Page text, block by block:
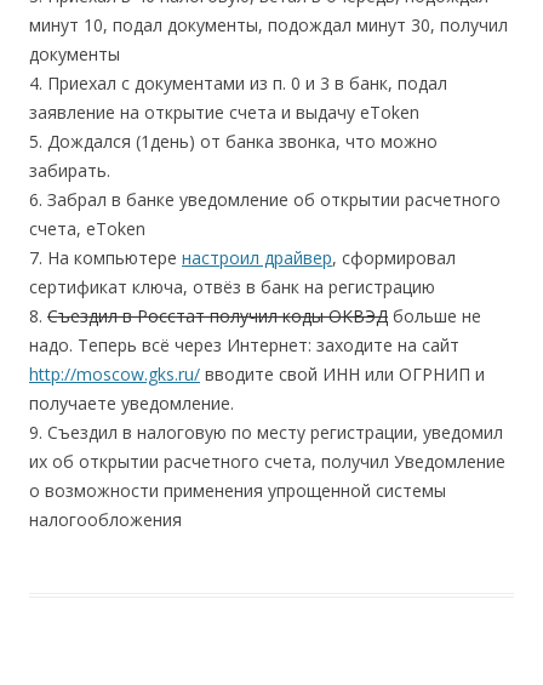
минут 10, подал документы, подождал минут 30, получил
документы
4. Приехал с документами из п. 0 и 3 в банк, подал
заявление на открытие счета и выдачу eToken
5. Дождался (1день) от банка звонка, что можно
забирать.
6. Забрал в банке уведомление об открытии расчетного
счета, eToken
7. На компьютере настроил драйвер, сформировал
сертификат ключа, отвёз в банк на регистрацию
8. Съездил в Росстат получил коды ОКВЭД больше не
надо. Теперь всё через Интернет: заходите на сайт
http://moscow.gks.ru/ вводите свой ИНН или ОГРНИП и
получаете уведомление.
9. Съездил в налоговую по месту регистрации, уведомил
их об открытии расчетного счета, получил Уведомление
о возможности применения упрощенной системы
налогообложения